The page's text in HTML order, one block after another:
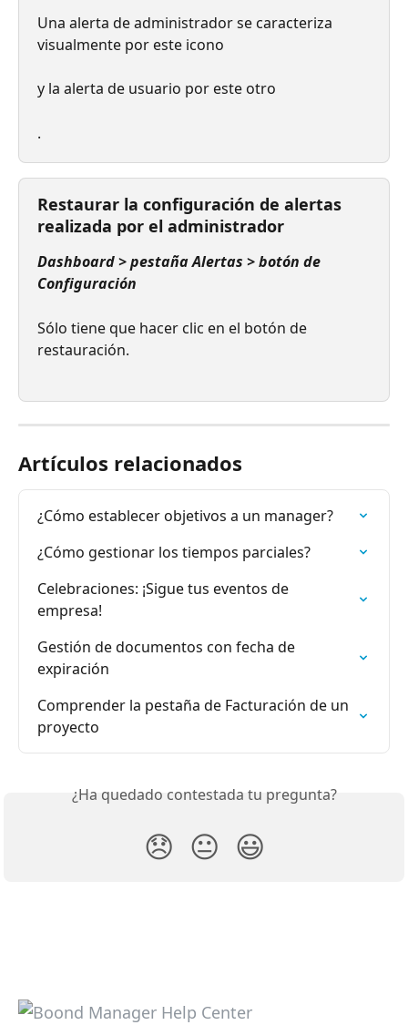
Una alerta de administrador se caracteriza
visualmente por este icono
y la alerta de usuario por este otro
.
Restaurar la configuración de alertas
realizada por el administrador
Dashboard > pestaña Alertas > botón de
Configuración
Sólo tiene que hacer clic en el botón de
restauración.
Artículos relacionados
¿Cómo establecer objetivos a un manager?
¿Cómo gestionar los tiempos parciales?
Celebraciones: ¡Sigue tus eventos de
empresa!
Gestión de documentos con fecha de
expiración
Comprender la pestaña de Facturación de un
proyecto
¿Ha quedado contestada tu pregunta?
😞 😐 😃